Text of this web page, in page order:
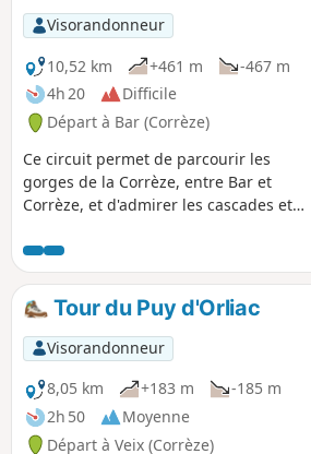
Visorandonneur
10,52 km
+461 m
-467 m
4h 20
Difficile
Départ à Bar (Corrèze)
Ce circuit permet de parcourir les
gorges de la Corrèze, entre Bar et
Corrèze, et d'admirer les cascades et
lors de débits moyens ou hauts de la
rivière. L'itinéraire emprunte, en
majeure partie, des chemins ou sentiers
ombragés, ce qui rend l'itinéraire
agréable par temps chaud. Difficultés
de la randonnée : voir Informations
pratiques
Tour du Puy d'Orliac
Visorandonneur
8,05 km
+183 m
-185 m
2h 50
Moyenne
Départ à Veix (Corrèze)